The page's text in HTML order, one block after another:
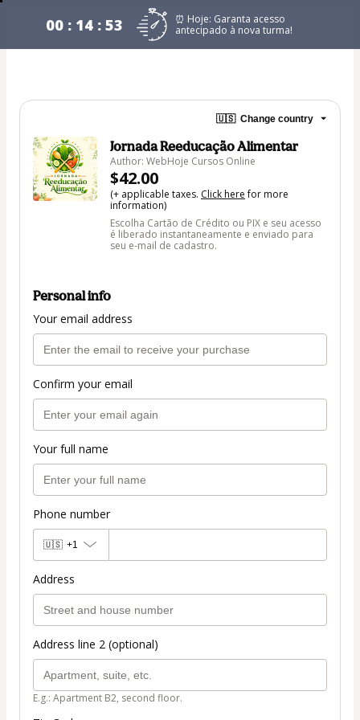
00 : 14 : 53
⏰ Hoje: Garanta acesso
antecipado à nova turma!
🇺🇸 Change country
Jornada Reeducação Alimentar
Author: WebHoje Cursos Online
$42.00
(+ applicable taxes. Click herefor more
information)
Escolha Cartão de Crédito ou PIX e seu acesso
é liberado instantaneamente e enviado para
seu e-mail de cadastro.
Personal info
Your email address
Confirm your email
Your full name
Phone number
🇺🇸 +1
Address
Address line 2 (optional)
E.g.: Apartment B2, second floor.